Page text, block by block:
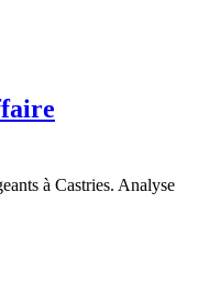
à Castries. Analyse